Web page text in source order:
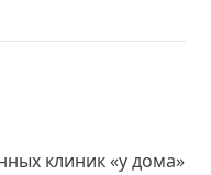
клиник «у дома»